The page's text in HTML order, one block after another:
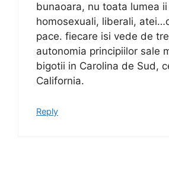
bunaoara, nu toata lumea
homosexuali, liberali,
pace. fiecare isi vede de
autonomia principiilor sale
bigotii in Carolina de Sud,
California.
Reply